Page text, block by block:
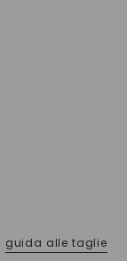
guida alle taglie